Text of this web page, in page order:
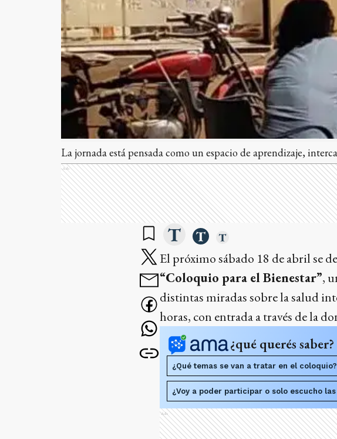
La jornada está pensada como un espacio de aprendizaje,
Ads
El próximo sábado 18 de abril se
“Coloquio para el Bienestar”,
distintas miradas sobre la salud
horas, con entrada a través de la
¿qué querés saber?
¿Qué temas se van a tratar en el coloquio?
¿Voy a poder participar o solo escucho
Ads